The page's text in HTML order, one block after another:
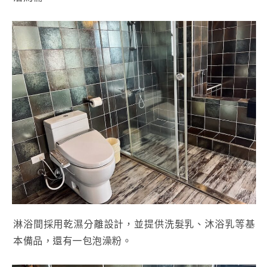
淋浴間採用乾濕分離設計，並提供洗髮乳、沐浴乳等基
本備品，還有一包泡澡粉。